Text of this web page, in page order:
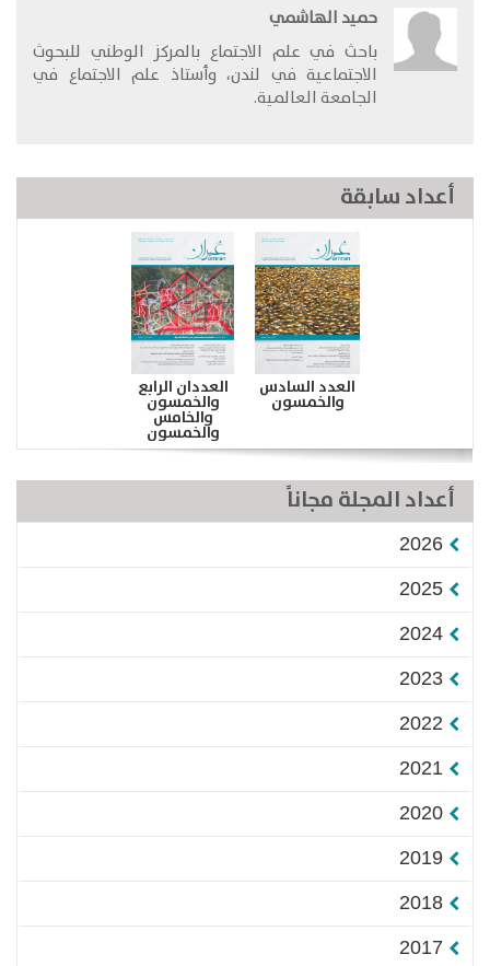
حميد الهاشمي
باحث في علم الاجتماع بالمركز الوطني للبحوث
الاجتماعية في لندن، وأستاذ علم الاجتماع في
الجامعة العالمية.​
أعداد سابقة
العدد السادس
والخمسون
العددان الرابع
والخمسون
والخامس
والخمسون
أعداد المجلة مجاناً
2026
2025
2024
2023
2022
2021
2020
2019
2018
2017